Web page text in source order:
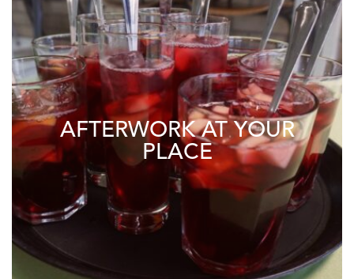
AFTERWORK AT YOUR
PLACE